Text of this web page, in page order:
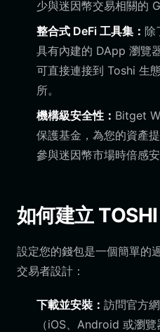
少與迷因幣交易相關的
整合式 DeFi 工具集： 除
具有內建的 DApp 瀏覽
可直接連接到 Toshi 生
所。
機構級安全性： Bitget
保護基金，為您的資產
參與迷因幣市場時倍感安
如何建立
設定您的錢包是一個簡單的
交易者設計：
下載並安裝： 訪問官方
（iOS、Android 或瀏